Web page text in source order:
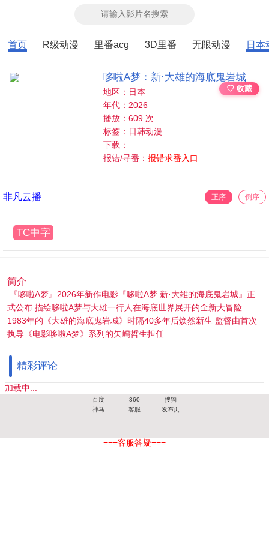
首页 R级动漫 里番acg 3D里番 无限动漫 日本
哆啦A梦：新·大雄的海底鬼岩城
♡ 收藏
地区：日本
年代：2026
播放：609 次
标签：日韩动漫
下载：
报错/寻番：报错求番入口
非凡云播 正序 倒序
TC中字
v2
简介
『哆啦A梦』2026年新作电影『哆啦A梦 新·大雄的海底鬼岩城』正
式公布 描绘哆啦A梦与大雄一行人在海底世界展开的全新大冒险
1983年的《大雄的海底鬼岩城》时隔40多年后焕然新生 监督由首次
执导《电影哆啦A梦》系列的矢嶋哲生担任
精彩评论
加载中...
百度 360
搜狗
神马
客服 发布页
===客服答疑===